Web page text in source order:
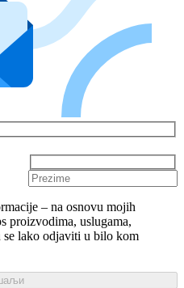
– na osnovu mojih
proizvodima, uslugama,
lako odjaviti u bilo kom